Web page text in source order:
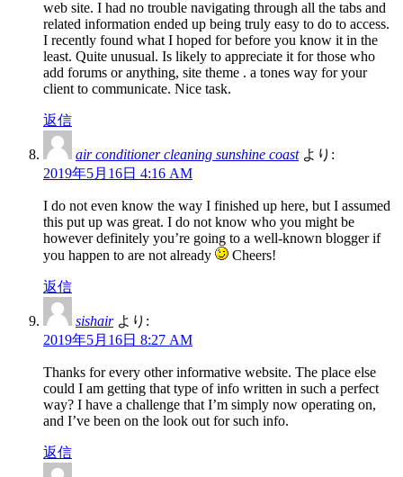
web site. I had no trouble navigating through all the tabs and
related information ended up being truly easy to do to access.
I recently found what I hoped for before you know it in the
least. Quite unusual. Is likely to appreciate it for those who
add forums or anything, site theme . a tones way for your
client to communicate. Nice task.
返信
air conditioner cleaning sunshine coast より:
2019年5月16日 4:16 AM
I do not even know the way I finished up here, but I assumed
this put up was great. I do not know who you might be
however definitely you’re going to a well-known blogger if
you happen to are not already
Cheers!
返信
sishair より:
2019年5月16日 8:27 AM
Thanks for every other informative website. The place else
could I am getting that type of info written in such a perfect
way? I have a challenge that I’m simply now operating on,
and I’ve been on the look out for such info.
返信